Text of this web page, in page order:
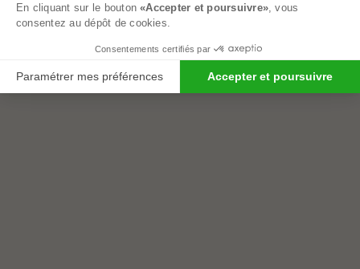
Peluche Géante Panda - 160 Cm74,00€
En cliquant sur le bouton«Accepter et poursuivre» , vous
consentez au dépôt de cookies.
Consentements certifiés par
Paramétrer mes préférences Accepter et poursuivre